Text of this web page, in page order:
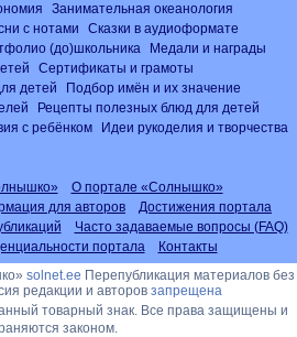
Занимательная океанология
с нотами
Сказки в аудиоформате
(до)школьника
Медали и награды
Сертификаты и грамоты
детей
Подбор имён и их значение
Рецепты полезных блюд для детей
с ребёнком Идеи рукоделия и творчества
О портале «Солнышко»
для авторов
Достижения портала
Часто задаваемые вопросы (FAQ)
портала
Контакты
solnet.ee Перепубликация материалов без
редакции и авторов запрещена
товарный знак. Все права защищены и
законом.